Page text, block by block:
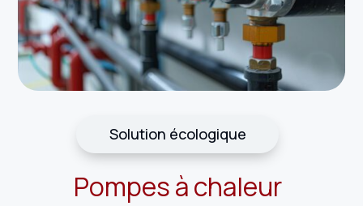
Solution écologique
Pompes à chaleur